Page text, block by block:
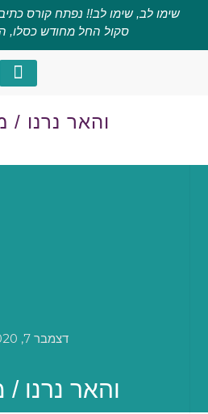
שימו לב, שימו לב!! נפתח קורס
סקול החל מחודש כסלו,
והאר נרנו /
דצמבר 7, 2020
והאר נרנו